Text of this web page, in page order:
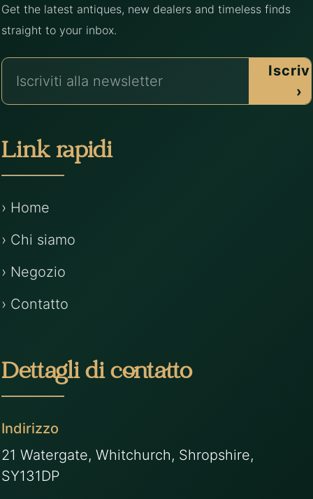
Get the latest antiques, new dealers and timeless finds
straight to your inbox.
›
Link rapidi
› Home
› Chi siamo
› Negozio
› Contatto
Dettagli di contatto
Indirizzo
21 Watergate, Whitchurch, Shropshire,
SY131DP